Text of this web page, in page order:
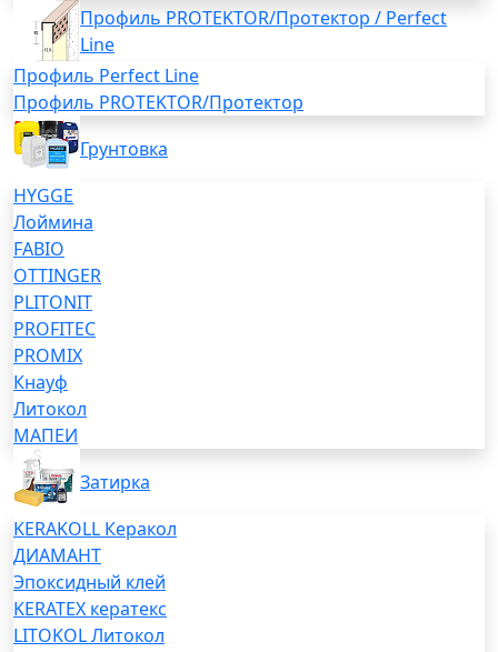
Профиль PROTEKTOR/Протектор / Perfect
Line
Профиль Perfect Line
Профиль PROTEKTOR/Протектор
Грунтовка
HYGGE
Лоймина
FABIO
OTTINGER
PLITONIT
PROFITEC
PROMIX
Кнауф
Литокол
МАПЕИ
Затирка
KERAKOLL Керакол
ДИАМАНТ
Эпоксидный клей
KERATEX кератекс
LITOKOL Литокол